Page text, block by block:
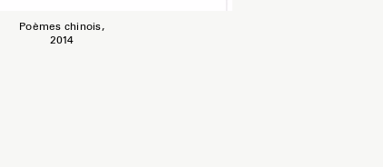
Poèmes chinois,
2014